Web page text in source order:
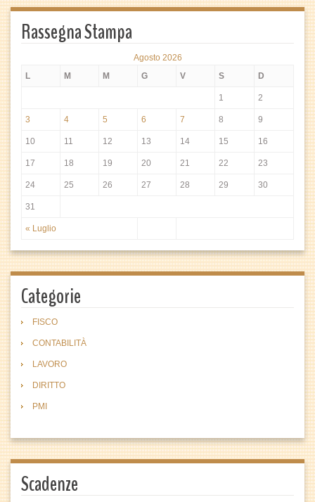
Rassegna Stampa
Agosto 2026
L
M M G V S D
« Luglio
1 2
3 4 5 6 7 8 9
10 11 12 13 14 15 16
17 18 19 20 21 22 23
24 25 26 27 28 29 30
31
Categorie
FISCO
CONTABILITÀ
LAVORO
DIRITTO
PMI
Scadenze